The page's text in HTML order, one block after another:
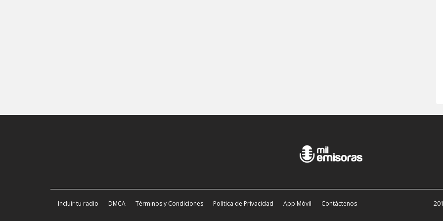
Incluir tu radio DMCA Términos y Condiciones Política de Privacidad App Móvil Contáctenos